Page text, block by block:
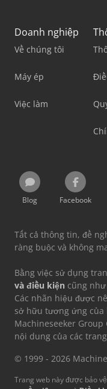
Doanh nghiệp
Về chúng tôi
Máy ép
Việc làm
Blog Facebook
Tất cả thông tin, đề
ràng buộc và không
Bằng việc sử dụng
và điều kiện cũng như
Các nhãn hiệu được
sở hữu tương ứng của
Machineseeker
nội dung của các
© 1999 - 2026
Trang web này được bảo